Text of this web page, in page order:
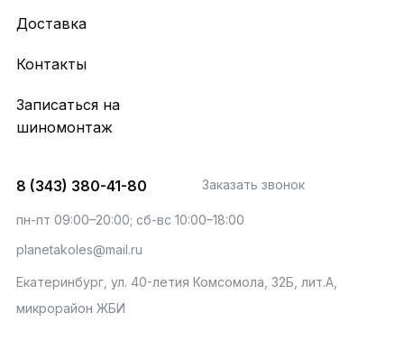
Доставка
Контакты
Записаться на
шиномонтаж
8 (343) 380-41-80 Заказать звонок
пн-пт 09:00–20:00; сб-вс 10:00–18:00
planetakoles@mail.ru
Екатеринбург, ул. 40-летия Комсомола, 32Б, лит.А,
микрорайон ЖБИ